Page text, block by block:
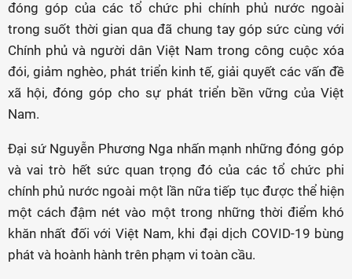
đóng góp của các tổ chức phi chính phủ nước ngoài
trong suốt thời gian qua đã chung tay góp sức cùng với
Chính phủ và người dân Việt Nam trong công cuộc xóa
đói, giảm nghèo, phát triển kinh tế, giải quyết các vấn đề
xã hội, đóng góp cho sự phát triển bền vững của Việt
Nam.
Đại sứ Nguyễn Phương Nga nhấn mạnh những đóng góp
và vai trò hết sức quan trọng đó của các tổ chức phi
chính phủ nước ngoài một lần nữa tiếp tục được thể hiện
một cách đậm nét vào một trong những thời điểm khó
khăn nhất đối với Việt Nam, khi đại dịch COVID-19 bùng
phát và hoành hành trên phạm vi toàn cầu.